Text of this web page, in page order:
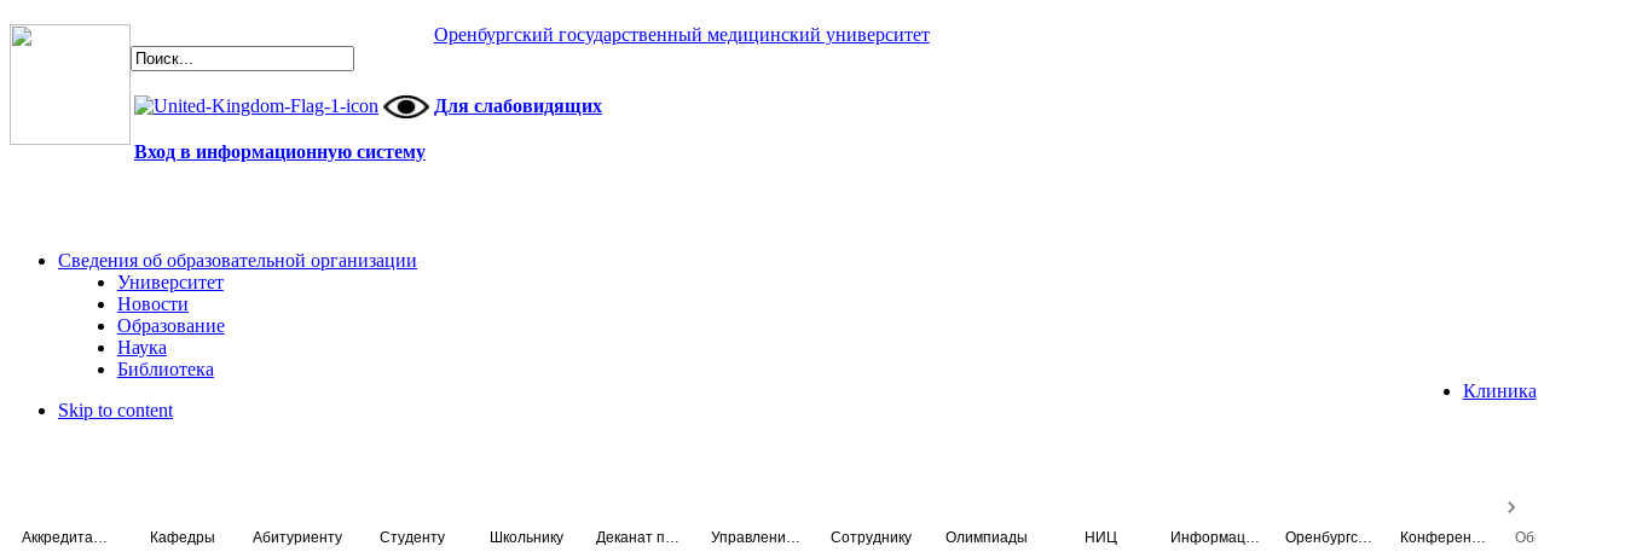
Оренбургский государственный медицинский университет
Для слабовидящих
Вход в информационную систему
Сведения об образовательной организации
Университет
Новости
Образование
Наука
Библиотека
Клиника
Skip to content
Кафедры Абитуриенту Студенту Школьнику Сотруднику Олимпиады НИЦ